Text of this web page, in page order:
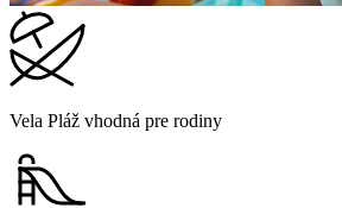
Vela Pláž vhodná pre rodiny